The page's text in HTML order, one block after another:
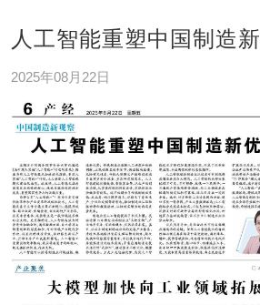
人工智能重塑中国制造
2025年08月22日